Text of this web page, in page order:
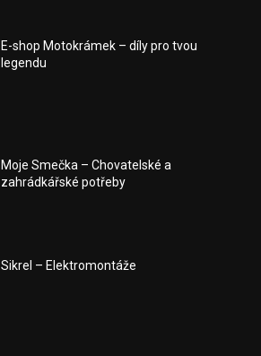
E-shop Motokrámek – díly pro tvou
legendu
Moje Smečka – Chovatelské a
zahrádkářské potřeby
Sikrel – Elektromontáže